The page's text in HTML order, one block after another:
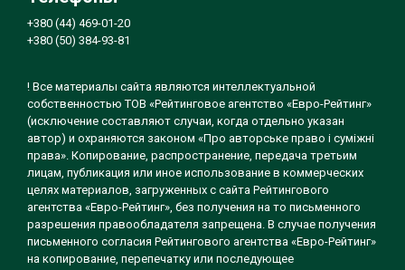
+380 (44) 469-01-20
+380 (50) 384-93-81
! Все материалы сайта являются интеллектуальной
собственностью ТОВ «Рейтинговое агентство «Евро-Рейтинг»
(исключение составляют случаи, когда отдельно указан
автор) и охраняются законом «Про авторське право і суміжні
права». Копирование, распространение, передача третьим
лицам, публикация или иное использование в коммерческих
целях материалов, загруженных с сайта Рейтингового
агентства «Евро-Рейтинг», без получения на то письменного
разрешения правообладателя запрещена. В случае получения
письменного согласия Рейтингового агентства «Евро-Рейтинг»
на копирование, перепечатку или последующее